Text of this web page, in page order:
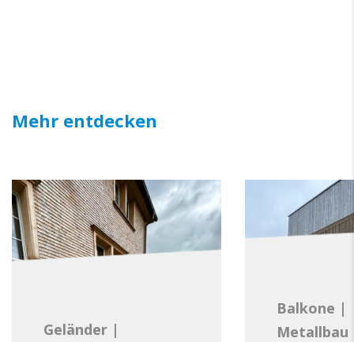
Mehr entdecken
Geländer |
Balkone |
Metallbau